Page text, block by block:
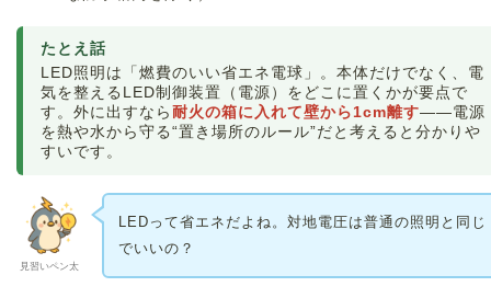
たとえ話
LED照明は「燃費のいい省エネ電球」。本体だけでなく、電
気を整えるLED制御装置（電源）をどこに置くかが要点で
す。外に出すなら 耐火の箱に入れて壁から1cm離す——電源
を熱や水から守る“置き場所のルール”だと考えると分かりや
すいです。
見習いペン太
LEDって省エネだよね。対地電圧は普通の照明と同じ
でいいの？